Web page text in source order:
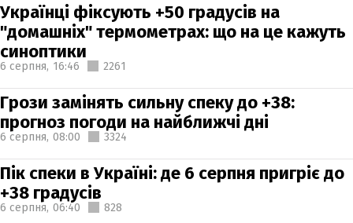
Українці фіксують +50 градусів на
"домашніх" термометрах: що на це кажуть
синоптики
6 серпня, 16:46 2261
Грози замінять сильну спеку до +38:
прогноз погоди на найближчі дні
6 серпня, 08:00 3324
Пік спеки в Україні: де 6 серпня пригріє до
+38 градусів
6 серпня, 06:40 828